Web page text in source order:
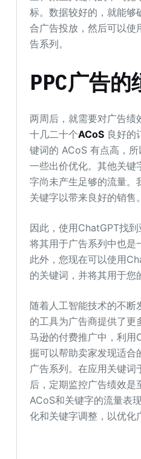
标。数据较好的，就能够
合广告投放，然后可以使
告系列。
PPC广告
两周后，就需要对广告绩
十几二十个ACoS 良好的
键词的 ACoS 有点高，
一些出价优化。其他关键
字尚未产生足够的流量。
关键字以带来良好的销售。
因此，使用ChatGPT找
将其用于广告系列中也是
此外，您现在可以使用
的关键词，并将其用于您
随着人工智能技术的不断
的工具为广告商提供了更
马逊的付费推广中，利用
掘可以帮助卖家发现适合
广告系列。在应用关键词
后，定期监控广告绩效是
ACoS和关键字的流量表
化和关键字调整，以优化